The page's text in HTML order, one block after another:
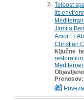
2. Teleost
its
Jamila
Amor El
Christian
Ključne
restoration
Prenosov: